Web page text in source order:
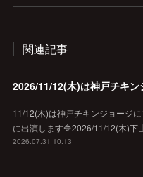
関連記事
11/12(木)は神戸チキンジョージ
に出演します🔷2026/11/12(木)下
2026.07.31 10:13